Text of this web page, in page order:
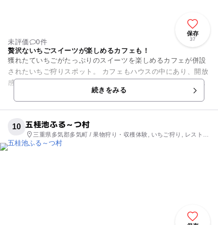
保存
37
未評価
0件
贅沢ないちごスイーツが楽しめるカフェも！
獲れたていちごがたっぷりのスイーツを楽しめるカフェが併設
されたいちご狩りスポット。 カフェもハウスの中にあり、開放
感溢れる店内（？）はほっと一息つくのにぴったりです。「人
に優しい。地球に優しい...続きをみる
10 五桂池ふる～つ村
三重県多気郡多気町 / 果物狩り・収穫体験, いちご狩り, レストラ
ン・カフェ